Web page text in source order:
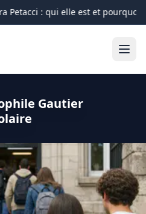
Petacci : qui elle est et pourquoi
Gautier